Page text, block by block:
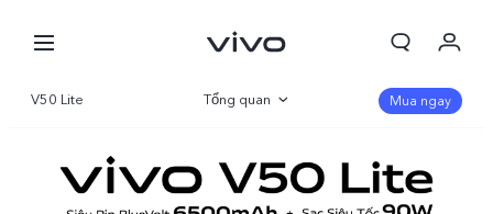
V50 Lite Tổng quan
Thông số
Mua ngay